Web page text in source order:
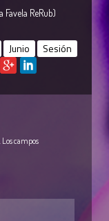
Favela ReRub)
Junio
Sesión
Los campos